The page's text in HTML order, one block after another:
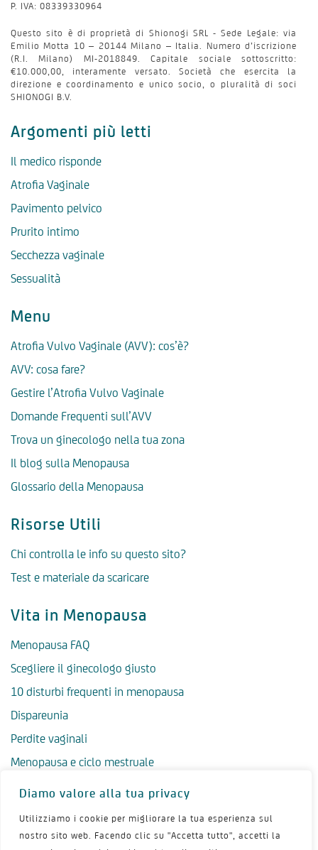
Diamo valore alla tua privacy
Utilizziamo i cookie per migliorare la tua esperienza sul
nostro sito web. Facendo clic su "Accetta tutto", accetti la
P. IVA: 08339330964
Questo sito è di proprietà di Shionogi SRL - Sede Legale: via
Emilio Motta 10 – 20144 Milano – Italia. Numero d’iscrizione
(R.I. Milano) MI-2018849. Capitale sociale sottoscritto:
€10.000,00, interamente versato. Società che esercita la
direzione e coordinamento e unico socio, o pluralità di soci
SHIONOGI B.V.
Argomenti più letti
Il medico risponde
Atrofia Vaginale
Pavimento pelvico
Prurito intimo
Secchezza vaginale
Sessualità
Menu
Atrofia Vulvo Vaginale (AVV): cos’è?
AVV: cosa fare?
Gestire l’Atrofia Vulvo Vaginale
Domande Frequenti sull’AVV
Trova un ginecologo nella tua zona
Il blog sulla Menopausa
Glossario della Menopausa
Risorse Utili
Chi controlla le info su questo sito?
Test e materiale da scaricare
Vita in Menopausa
Menopausa FAQ
Scegliere il ginecologo giusto
10 disturbi frequenti in menopausa
Dispareunia
Perdite vaginali
Menopausa e ciclo mestruale
Menopausa precoce
Salute psicologica in menopausa